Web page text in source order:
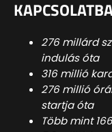
276 millárd
indulás óta
316 millió
276 millió
startja óta
Több mint